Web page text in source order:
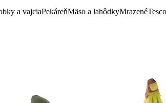
a vajciaPekáreňMäso a lahôdkyMrazené